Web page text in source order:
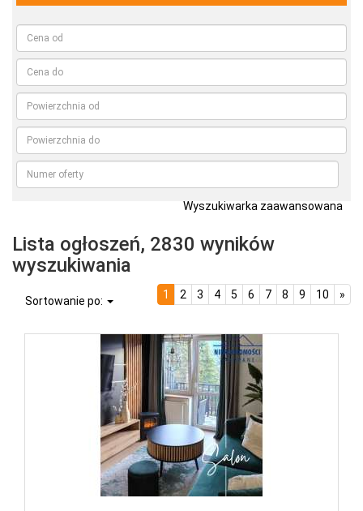
Wyszukiwarka zaawansowana
Lista ogłoszeń, 2830 wyników
wyszukiwania
Sortowanie po: 1 2 3 4 5 6 7 8 9 10 »